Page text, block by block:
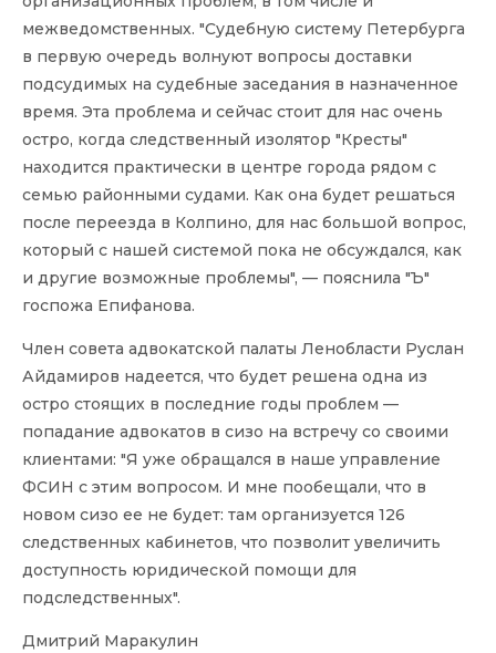
межведомственных. "Судебную систему Петербурга
в первую очередь волнуют вопросы доставки
подсудимых на судебные заседания в назначенное
время. Эта проблема и сейчас стоит для нас очень
остро, когда следственный изолятор "Кресты"
находится практически в центре города рядом с
семью районными судами. Как она будет решаться
после переезда в Колпино, для нас большой вопрос,
который с нашей системой пока не обсуждался, как
и другие возможные проблемы", — пояснила "Ъ"
госпожа Епифанова.
Член совета адвокатской палаты Ленобласти Руслан
Айдамиров надеется, что будет решена одна из
остро стоящих в последние годы проблем —
попадание адвокатов в сизо на встречу со своими
клиентами: "Я уже обращался в наше управление
ФСИН с этим вопросом. И мне пообещали, что в
новом сизо ее не будет: там организуется 126
следственных кабинетов, что позволит увеличить
доступность юридической помощи для
подследственных".
Дмитрий Маракулин